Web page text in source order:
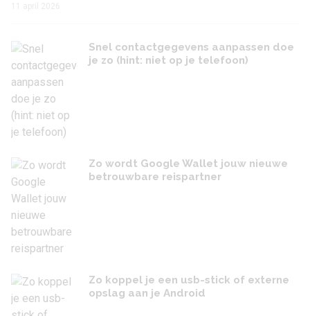
Snel contactgegevens aanpassen doe
je zo (hint: niet op je telefoon)
Zo wordt Google Wallet jouw nieuwe
betrouwbare reispartner
Zo koppel je een usb-stick of externe
opslag aan je Android